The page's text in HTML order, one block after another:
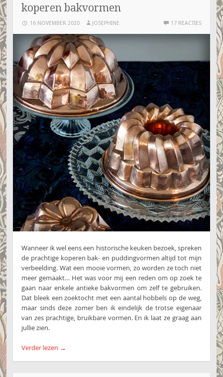
koperen bakvormen
16 NOVEMBER 2020 JOSEPHINE 17 REACTIES
Wanneer ik wel eens een historische keuken bezoek, spreken
de prachtige koperen bak- en puddingvormen altijd tot mijn
verbeelding. Wat een mooie vormen, zo worden ze toch niet
meer gemaakt… Het was voor mij een reden om op zoek te
gaan naar enkele antieke bakvormen om zelf te gebruiken.
Dat bleek een zoektocht met een aantal hobbels op de weg,
maar sinds deze zomer ben ik eindelijk de trotse eigenaar
van zes prachtige, bruikbare vormen. En ik laat ze graag aan
jullie zien.
Verder lezen →